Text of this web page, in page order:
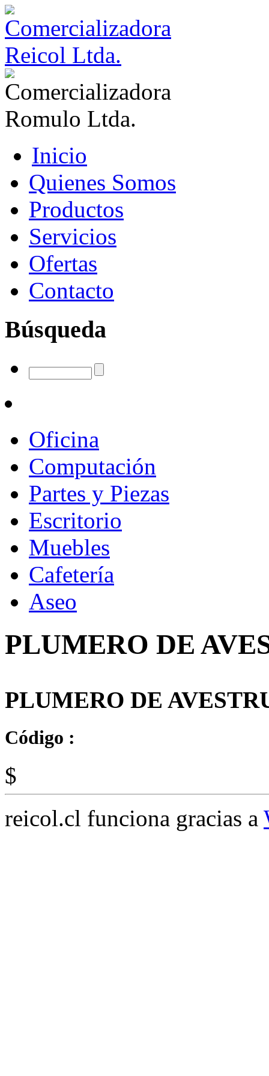
Inicio
Quienes Somos
Productos
Servicios
Ofertas
Contacto
Búsqueda
Oficina
Computación
Partes y Piezas
Escritorio
Muebles
Cafetería
Aseo
PLUMERO DE
PLUMERO DE
Código :
$
reicol.cl funciona gracias a